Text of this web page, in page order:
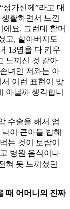
가신께”라고 대
활하면서 느낀
요. 그런데 할머
고, 할아버지도
13명을 다 키우
느끼신 것 같아
녀인 저와는 아
이런 표현이 맞
아닐까 생각합니
수술을 해서 엄
이 큰아들 밥해
는 것이 보람이
병원 음식이나
혀 못 느끼셨던
때 어머니의 진짜